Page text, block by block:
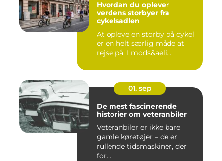
Hvordan du oplever
verdens storbyer fra
cykelsadlen
At opleve en storby på cykel
er en helt særlig måde at
rejse på. I mods&aeli...
01. sep
De mest fascinerende
historier om veteranbiler
Veteranbiler er ikke bare
gamle køretøjer – de er
rullende tidsmaskiner, der
for...